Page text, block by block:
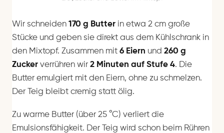
Wir schneiden 170 g Butter in etwa 2 cm große
Stücke und geben sie direkt aus dem Kühlschrank in
den Mixtopf. Zusammen mit 6 Eiern und 260 g
Zucker verrühren wir 2 Minuten auf Stufe 4. Die
Butter emulgiert mit den Eiern, ohne zu schmelzen.
Der Teig bleibt cremig statt ölig.
Zu warme Butter (über 25 °C) verliert die
Emulsionsfähigkeit. Der Teig wird schon beim Rühren